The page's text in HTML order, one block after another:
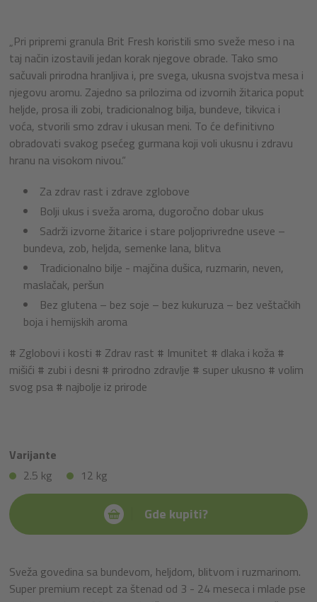
„Pri pripremi granula Brit Fresh koristili smo sveže meso i na
taj način izostavili jedan korak njegove obrade. Tako smo
sačuvali prirodna hranljiva i, pre svega, ukusna svojstva mesa i
njegovu aromu. Zajedno sa prilozima od izvornih žitarica poput
heljde, prosa ili zobi, tradicionalnog bilja, bundeve, tikvica i
voća, stvorili smo zdrav i ukusan meni. To će definitivno
obradovati svakog psećeg gurmana koji voli ukusnu i zdravu
hranu na visokom nivou.“
Za zdrav rast i zdrave zglobove
Bolji ukus i sveža aroma, dugoročno dobar ukus
Sadrži izvorne žitarice i stare poljoprivredne useve –
bundeva, zob, heljda, semenke lana, blitva
Tradicionalno bilje - majčina dušica, ruzmarin, neven,
maslačak, peršun
Bez glutena – bez soje – bez kukuruza – bez veštačkih
boja i hemijskih aroma
# Zglobovi i kosti # Zdrav rast # Imunitet # dlaka i koža #
mišići # zubi i desni # prirodno zdravlje # super ukusno # volim
svog psa # najbolje iz prirode
Varijante
2.5 kg
12 kg
Gde kupiti?
Sveža govedina sa bundevom, heljdom, blitvom i ruzmarinom.
Super premium recept za štenad od 3 - 24 meseca i mlade pse